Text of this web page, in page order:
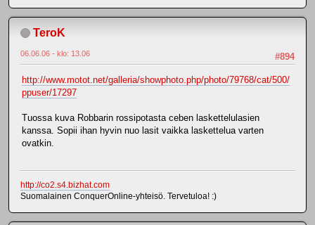
TeroK
#894
06.06.06 - klo: 13.06
http://www.motot.net/galleria/showphoto.php/photo/79768/cat/500/
ppuser/17297
Tuossa kuva Robbarin rossipotasta ceben laskettelulasien
kanssa. Sopii ihan hyvin nuo lasit vaikka laskettelua varten
ovatkin.
http://co2.s4.bizhat.com
Suomalainen ConquerOnline-yhteisö. Tervetuloa! :)